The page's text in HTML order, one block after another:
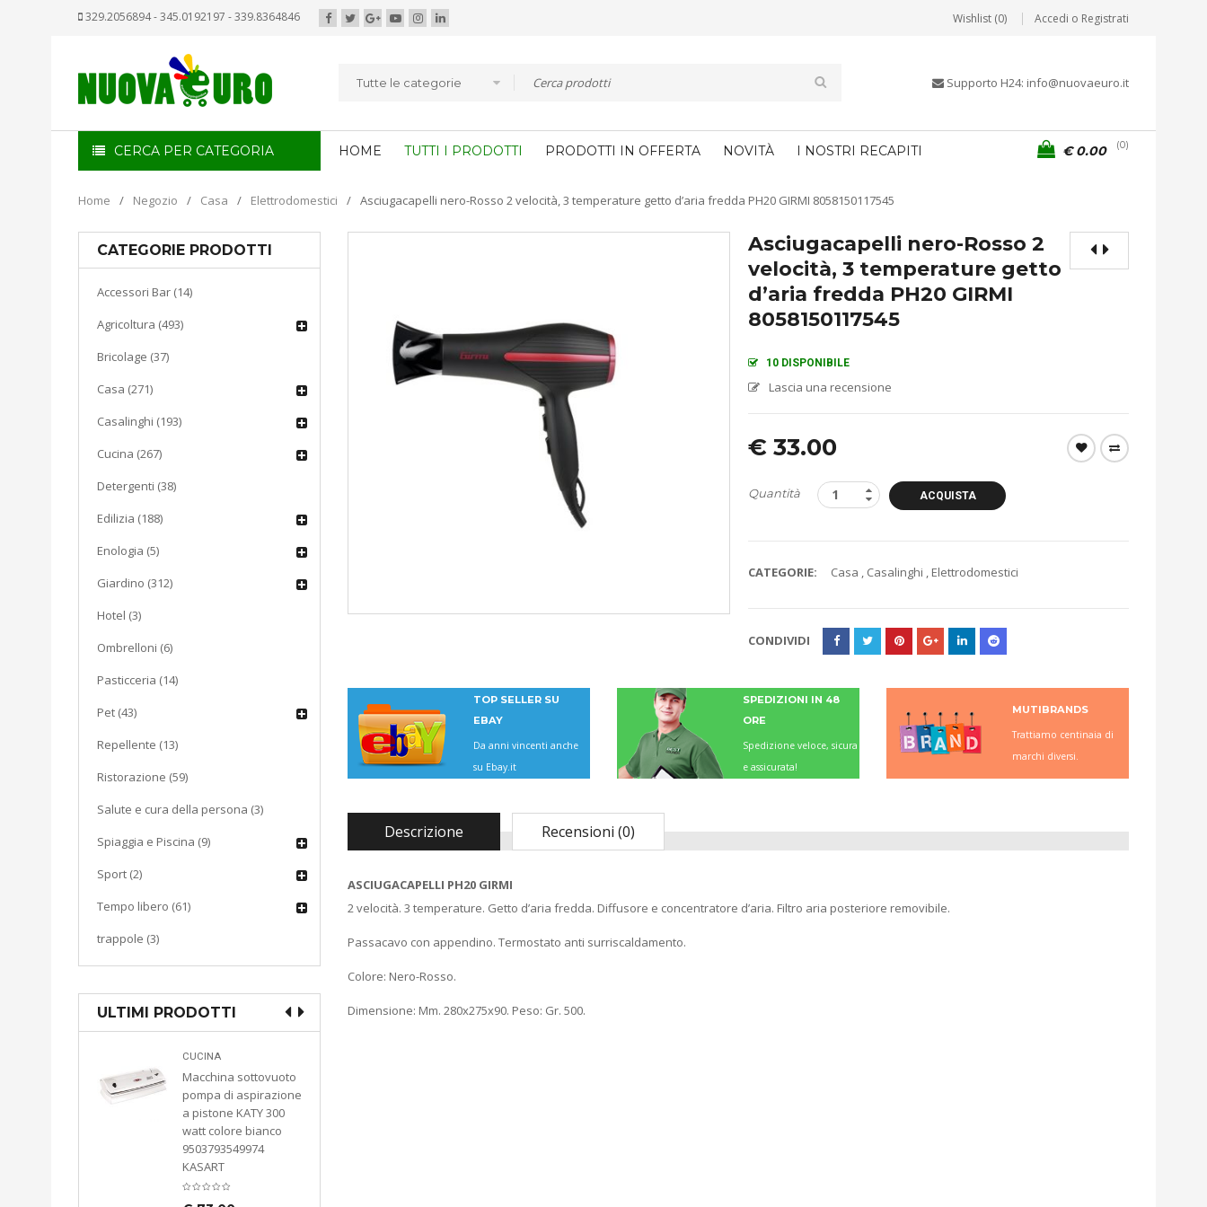
329.2056894 - 345.0192197 - 339.8364846 Wishlist (0) Accedi o Registrati
Tutte le categorie Supporto H24: info@nuovaeuro.it
CERCA PER CATEGORIA HOME TUTTI I PRODOTTI PRODOTTI IN OFFERTA NOVITÀ I NOSTRI RECAPITI 0
€0.00
Home / Negozio / Casa / Elettrodomestici / Asciugacapelli nero-Rosso 2 velocità, 3 temperature getto d’aria fredda PH20 GIRMI 8058150117545
CATEGORIE PRODOTTI
Accessori Bar (14)
Agricoltura (493)
Bricolage (37)
Casa (271)
Casalinghi (193)
Cucina (267)
Detergenti (38)
Edilizia (188)
Enologia (5)
Giardino (312)
Hotel (3)
Ombrelloni (6)
Pasticceria (14)
Pet (43)
Repellente (13)
Ristorazione (59)
Salute e cura della persona (3)
Spiaggia e Piscina (9)
Sport (2)
Tempo libero (61)
trappole (3)
ULTIMI PRODOTTI
CUCINA
Macchina sottovuoto
pompa di aspirazione
a pistone KATY 300
watt colore bianco
9503793549974
KASART
Asciugacapelli nero-Rosso 2
velocità, 3 temperature getto
d’aria fredda PH20 GIRMI
8058150117545
10 DISPONIBILE
Lascia una recensione
€ 33.00
Quantità ACQUISTA
CATEGORIE: Casa , Casalinghi , Elettrodomestici
CONDIVIDI
TOP SELLER SU
EBAY
Da anni vincenti anche
su Ebay.it
SPEDIZIONI IN 48
ORE
Spedizione veloce, sicura
e assicurata!
MUTIBRANDS
Trattiamo centinaia di
marchi diversi.
Descrizione Recensioni (0)
ASCIUGACAPELLI PH20 GIRMI
2 velocità. 3 temperature. Getto d’aria fredda. Diffusore e concentratore d’aria. Filtro aria posteriore removibile.
Passacavo con appendino. Termostato anti surriscaldamento.
Colore: Nero-Rosso.
Dimensione: Mm. 280x275x90. Peso: Gr. 500.